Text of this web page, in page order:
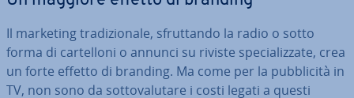
Il marketing tra­di­zio­na­le, sfrut­tan­do la radio o sotto
forma di car­tel­lo­ni o annunci su riviste spe­cia­liz­za­te, crea
un forte effetto di branding. Ma come per la pub­bli­ci­tà in
TV, non sono da sot­to­va­lu­ta­re i costi legati a questi